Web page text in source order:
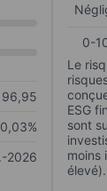
96,95
2026
0-
Le
ESG
sont
moins
élevé).